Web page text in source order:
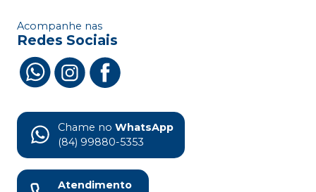
Acompanhe nas
Redes Sociais
Chame no WhatsApp
(84) 99880-5353
Atendimento